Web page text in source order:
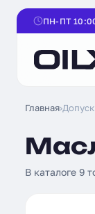
ПН-ПТ
Главная›
В каталоге 9